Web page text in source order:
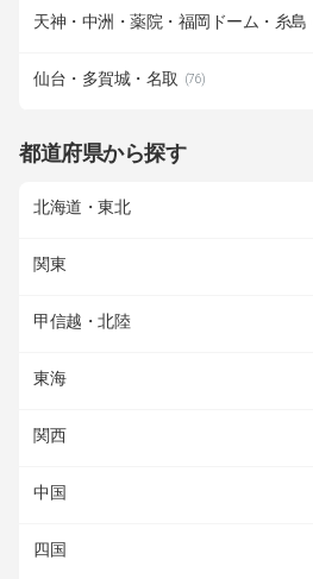
天神・中洲・薬院・福岡ドーム・糸島
仙台・多賀城・名取 (76)
都道府県から探す
北海道・東北
関東
甲信越・北陸
東海
関西
中国
四国